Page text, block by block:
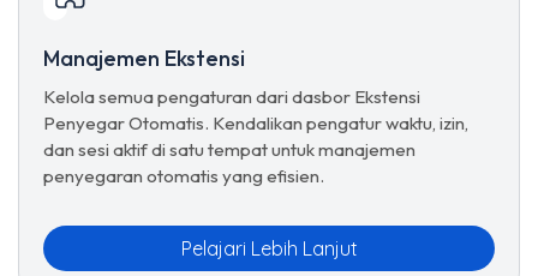
Manajemen Ekstensi
Kelola semua pengaturan dari dasbor Ekstensi
Penyegar Otomatis. Kendalikan pengatur waktu, izin,
dan sesi aktif di satu tempat untuk manajemen
penyegaran otomatis yang efisien.
Pelajari Lebih Lanjut